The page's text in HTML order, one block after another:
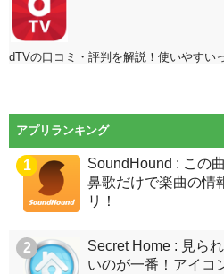
dTVの口コミ・評判を解説！使いやすい
アプリランキング
1
SoundHound : この
鼻歌だけで楽曲の情
リ！
2
Secret Home : 見ら
いのが一番！アイコ